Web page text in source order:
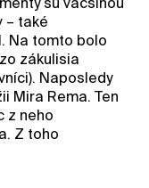
– také
Na tomto bolo
zákulisia
Naposledy
Mira Rema. Ten
z neho
Z toho